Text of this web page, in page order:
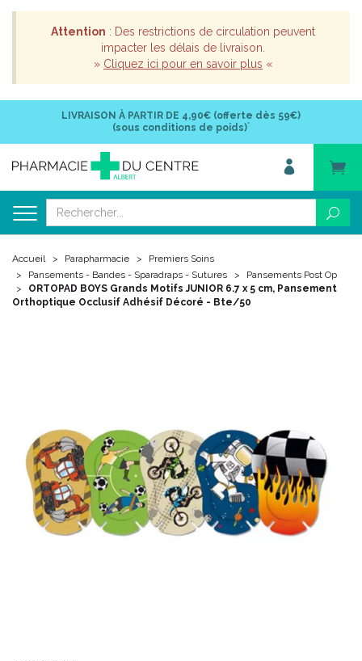
Attention : Des restrictions de circulation peuvent
impacter les délais de livraison.
» Cliquez ici pour en savoir plus «
LIVRAISON À PARTIR DE 4,90€ (offerte dès 59€)
(sous conditions de poids)*
Accueil Parapharmacie
Premiers Soins
Pansements - Bandes - Sparadraps - Sutures
Pansements Post Op
ORTOPAD BOYS Grands Motifs JUNIOR 6.7 x 5 cm, Pansement
Orthoptique Occlusif Adhésif Décoré - Bte/50